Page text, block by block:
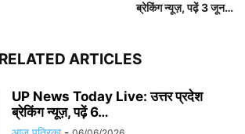
ब्रेकिंग न्यूज़, पढ़ें 3 जून…
RELATED ARTICLES
UP News Today Live: उत्तर प्रदेश
ब्रेकिंग न्यूज़, पढ़ें 6…